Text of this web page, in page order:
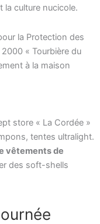
la culture nucicole.
la Protection des
« Tourbière du
à la maison
store « La Cordée »
tentes ultralight.
vêtements de
des soft-shells